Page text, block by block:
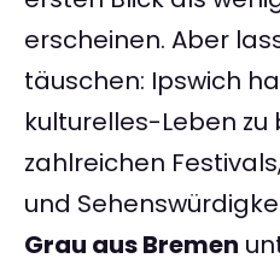
erscheinen. Aber
täuschen: Ipswich
kulturelles-Leben zu
zahlreichen
und
Grau aus Bremen